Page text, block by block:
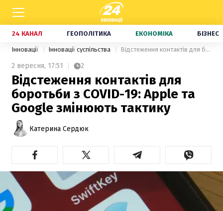
24 КАНАЛ ГЕОПОЛІТИКА ЕКОНОМІКА БІЗНЕС
Інновації Інновації суспільства Відстеження контактів для боротьби з COVID-19: Apple та Google змінюють тактику
2 вересня, 17:51 2
Відстеження контактів для
боротьби з COVID-19: Apple та
Google змінюють тактику
Катерина Сердюк